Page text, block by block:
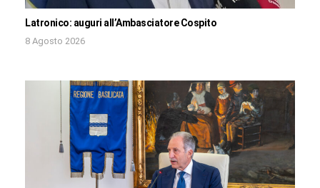
Latronico: auguri all’Ambasciatore Cospito
8 Agosto 2026